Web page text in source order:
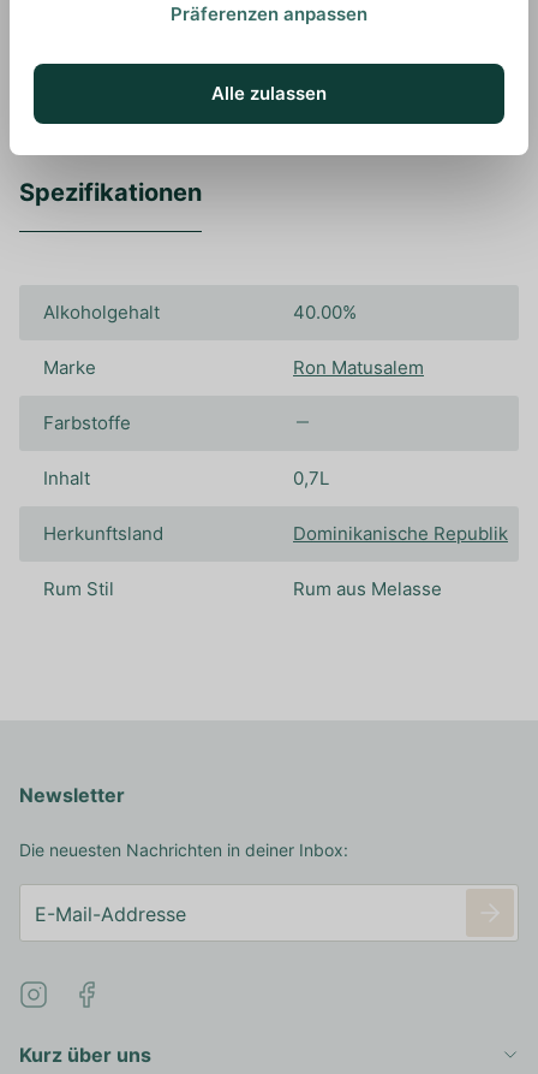
all seine Aromen optimal wahrnehmen zu können.
Spezifikationen
Alkoholgehalt 40.00%
Marke Ron Matusalem
Farbstoffe
Inhalt 0,7L
Herkunftsland Dominikanische Republik
Rum Stil Rum aus Melasse
Kurz über uns
Newsletter
Die neuesten Nachrichten in deiner Inbox:
Präferenzen anpassen
Alle zulassen